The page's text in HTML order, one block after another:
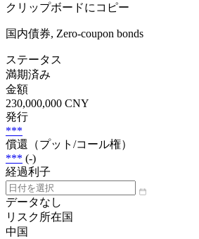
クリップボードにコピー
国内債券, Zero-coupon bonds
ステータス
満期済み
金額
230,000,000 CNY
発行
***
償還（プット/コール権）
*** (-)
経過利子
データなし
リスク所在国
中国